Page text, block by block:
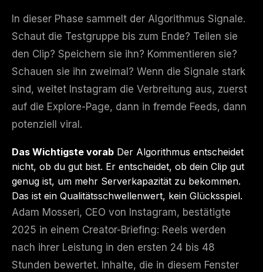
In dieser Phase sammelt der Algorithmus Signale.
Schaut die Testgruppe bis zum Ende? Teilen sie
den Clip? Speichern sie ihn? Kommentieren sie?
Schauen sie ihn zweimal? Wenn die Signale stark
sind, weitet Instagram die Verbreitung aus, zuerst
auf die Explore-Page, dann in fremde Feeds, dann
potenziell viral.
Das Wichtigste vorab Der Algorithmus entscheidet
nicht, ob du gut bist. Er entscheidet, ob dein Clip gut
genug ist, um mehr Serverkapazität zu bekommen.
Das ist ein Qualitätsschwellenwert, kein Glücksspiel.
Adam Mosseri, CEO von Instagram, bestätigte
2025 in einem Creator-Briefing: Reels werden
nach ihrer Leistung in den ersten 24 bis 48
Stunden bewertet. Inhalte, die in diesem Fenster